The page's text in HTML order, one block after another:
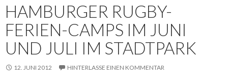
HAMBURGER RUGBY-
FERIEN-CAMPS IM JUNI
UND JULI IM STADTPARK
12. JUNI 2012 HINTERLASSE EINEN KOMMENTAR